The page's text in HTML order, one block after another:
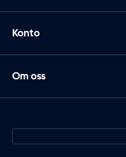
Konto
Om oss